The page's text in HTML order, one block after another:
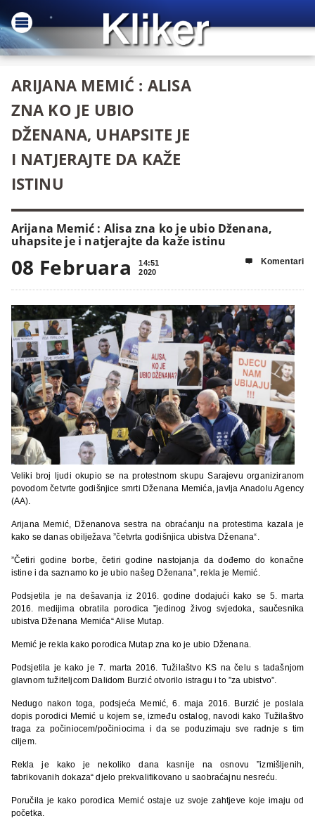
ARIJANA MEMIĆ : ALISA
ZNA KO JE UBIO
DŽENANA, UHAPSITE JE
I NATJERAJTE DA KAŽE
ISTINU
Arijana Memić : Alisa zna ko je ubio Dženana,
uhapsite je i natjerajte da kaže istinu
08 Februara
14:51
2020
 Komentari
Veliki broj ljudi okupio se na protestnom skupu Sarajevu organiziranom
povodom četvrte godišnjice smrti Dženana Memića, javlja Anadolu Agency
(AA).
Arijana Memić, Dženanova sestra na obraćanju na protestima kazala je
kako se danas obilježava ”četvrta godišnjica ubistva Dženana“.
”Četiri godine borbe, četiri godine nastojanja da dođemo do konačne
istine i da saznamo ko je ubio našeg Dženana”, rekla je Memić.
Podsjetila je na dešavanja iz 2016. godine dodajući kako se 5. marta
2016. medijima obratila porodica ”jedinog živog svjedoka, saučesnika
ubistva Dženana Memića“ Alise Mutap.
Memić je rekla kako porodica Mutap zna ko je ubio Dženana.
Podsjetila je kako je 7. marta 2016. Tužilaštvo KS na čelu s tadašnjom
glavnom tužiteljcom Dalidom Burzić otvorilo istragu i to ”za ubistvo”.
Nedugo nakon toga, podsjeća Memić, 6. maja 2016. Burzić je poslala
dopis porodici Memić u kojem se, između ostalog, navodi kako Tužilaštvo
traga za počiniocem/počiniocima i da se poduzimaju sve radnje s tim
ciljem.
Rekla je kako je nekoliko dana kasnije na osnovu ”izmišljenih,
fabrikovanih dokaza“ djelo prekvalifikovano u saobraćajnu nesreću.
Poručila je kako porodica Memić ostaje uz svoje zahtjeve koje imaju od
početka.